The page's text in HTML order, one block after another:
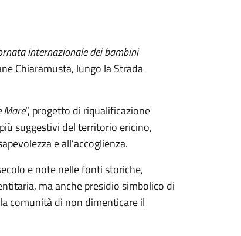
internazionale dei bambini
Chiaramusta, lungo la Strada
Mare”, progetto di riqualificazione
suggestivi del territorio ericino,
e all’accoglienza.
e note nelle fonti storiche,
ma anche presidio simbolico di
comunità di non dimenticare il